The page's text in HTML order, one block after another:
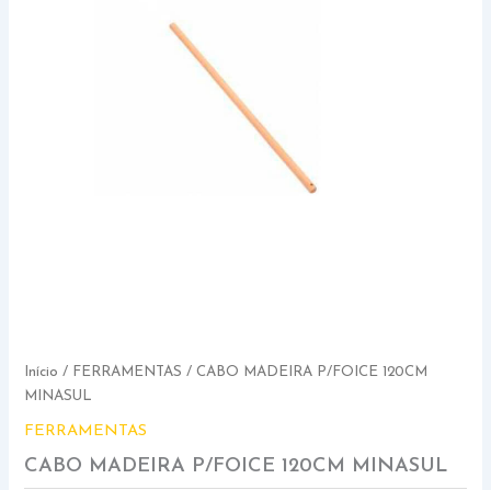
Início / FERRAMENTAS / CABO MADEIRA P/FOICE 120CM
MINASUL
FERRAMENTAS
CABO MADEIRA P/FOICE 120CM MINASUL